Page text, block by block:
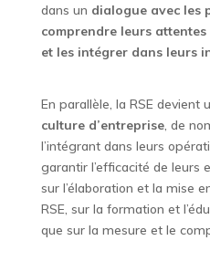
dans un dialogue avec les
comprendre leurs
et les intégrer dans leurs
En parallèle, la RSE
culture d’entreprise, de
l’intégrant dans leurs
garantir l’efficacité de leurs
sur l’élaboration et la mise
RSE, sur la formation et
que sur la mesure et le